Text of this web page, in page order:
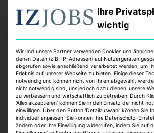
Wen wir suchen
Wir suchen ambitionierte Menschen,
einbringen und mit uns den nächsten
gehen wollen. Wichtig für uns sind ein
Qualitätsanspruch, Kundenorientierung,
lösungsorientiertes Arbeiten,
Ehrlichkeit und Humor, sowie
Veränderungsbereitschaft und
Ihre
wichtig
Wir und unsere Partner verwenden Cookies und
denen Daten (z.B. IP-Adressen) auf Nutzergeräten
abgerufen sowie anschließend verarbeitet werden, um
Erlebnis auf unserer Webseite zu bieten. Einige dieser
notwendig und können nicht von Ihnen abgewählt
nicht notwendig sind, uns jedoch dazu dienen, unsere
zu verbessern und wirtschaftlich zu betreiben. Durch
'Alles akzeptieren' können Sie in den Einsatz der nicht
einwilligen. Über den Button 'Detailauswahl' können Sie
individuell anpassen. Sie können Ihre Datenschutz-
ändern oder Ihre Einwilligung widerrufen, indem Sie auf